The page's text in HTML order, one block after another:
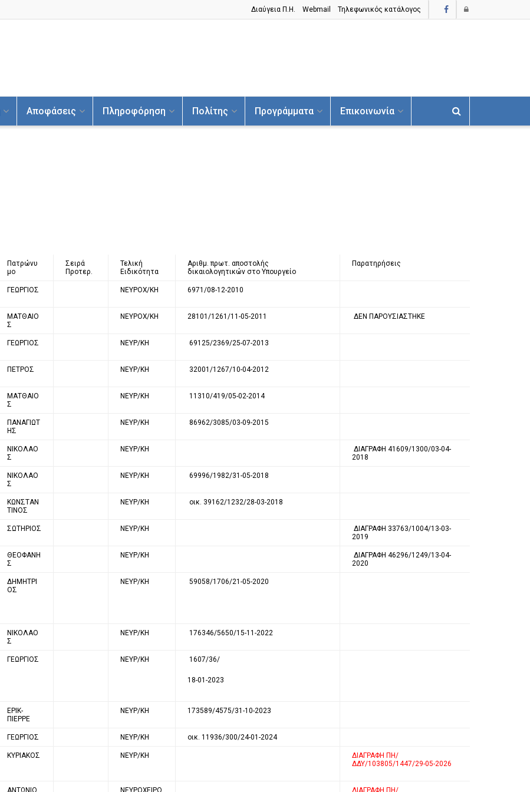
Διαύγεια Π.H. Webmail Τηλεφωνικός κατάλογος
Αποφάσεις Πληροφόρηση Πολίτης Προγράμματα Επικοινωνία
Πατρώνυ
μο
Σειρά
Προτερ.
Τελική
Ειδικότητα
Αριθμ. πρωτ. αποστολής
δικαιολογητικών στο Υπουργείο
Παρατηρήσεις
ΓΕΩΡΓΙΟΣ ΝΕΥΡΟΧ/ΚΗ 6971/08-12-2010
ΜΑΤΘΑΙΟ
Σ
ΝΕΥΡΟΧ/ΚΗ 28101/1261/11-05-2011 ΔΕΝ ΠΑΡΟΥΣΙΑΣΤΗΚΕ
ΓΕΩΡΓΙΟΣ ΝΕΥΡ/ΚΗ 69125/2369/25-07-2013
ΠΕΤΡΟΣ ΝΕΥΡ/ΚΗ 32001/1267/10-04-2012
ΜΑΤΘΑΙΟ
Σ
ΝΕΥΡ/ΚΗ 11310/419/05-02-2014
ΠΑΝΑΓΙΩΤ
ΗΣ
ΝΕΥΡ/ΚΗ 86962/3085/03-09-2015
ΝΙΚΟΛΑΟ
Σ
ΝΕΥΡ/ΚΗ
ΔΙΑΓΡΑΦΗ 41609/1300/03-04-
2018
ΝΙΚΟΛΑΟ
Σ
ΝΕΥΡ/ΚΗ 69996/1982/31-05-2018
ΚΩΝΣΤΑΝ
ΤΙΝΟΣ
ΝΕΥΡ/ΚΗ οικ. 39162/1232/28-03-2018
ΣΩΤΗΡΙΟΣ ΝΕΥΡ/ΚΗ
ΔΙΑΓΡΑΦΗ 33763/1004/13-03-
2019
ΘΕΟΦΑΝΗ
Σ
ΝΕΥΡ/ΚΗ
ΔΙΑΓΡΑΦΗ 46296/1249/13-04-
2020
ΔΗΜΗΤΡΙ
ΟΣ
ΝΕΥΡ/ΚΗ 59058/1706/21-05-2020
ΝΙΚΟΛΑΟ
Σ
ΝΕΥΡ/ΚΗ 176346/5650/15-11-2022
ΓΕΩΡΓΙΟΣ ΝΕΥΡ/ΚΗ 1607/36/
18-01-2023
ΕΡΙΚ-
ΠΙΕΡΡΕ
ΝΕΥΡ/ΚΗ 173589/4575/31-10-2023
ΓΕΩΡΓΙΟΣ ΝΕΥΡ/ΚΗ οικ. 11936/300/24-01-2024
ΚΥΡΙΑΚΟΣ ΝΕΥΡ/ΚΗ
ΔΙΑΓΡΑΦΗ ΠΗ/
ΔΔΥ/103805/1447/29-05-2026
ΑΝΤΩΝΙΟ ΝΕΥΡΟΧΕΙΡΟ ΔΙΑΓΡΑΦΗ ΠΗ/